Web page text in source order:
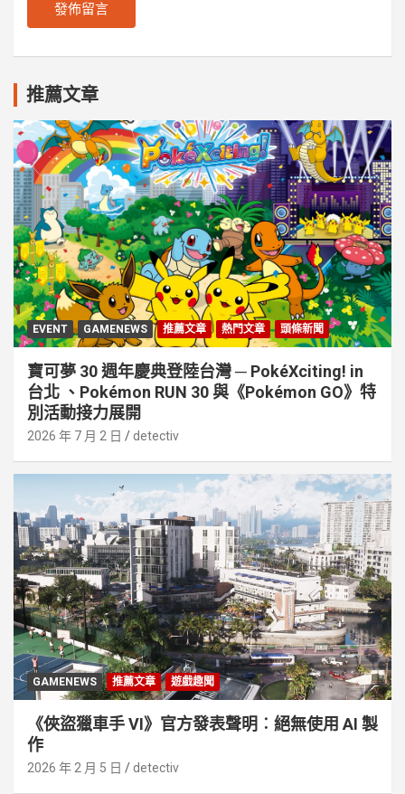
推薦文章
EVENT GAMENEWS 推薦文章 熱門文章 頭條新聞
寶可夢 30 週年慶典登陸台灣 ─ PokéXciting! in
台北 、Pokémon RUN 30 與《Pokémon GO》特
別活動接⼒展開
2026 年 7 月 2 日 detectiv
GAMENEWS 推薦文章 遊戲趣聞
《俠盜獵車手 VI》官方發表聲明︰絕無使用 AI 製
作
2026 年 2 月 5 日 detectiv